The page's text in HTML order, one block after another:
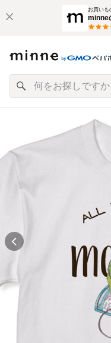
お買いも
minne